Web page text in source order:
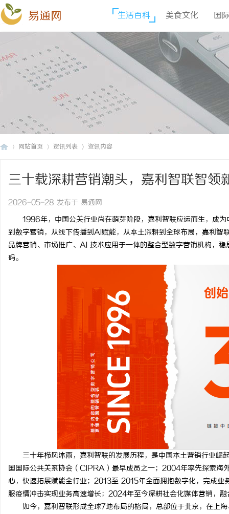
易通网 生活百科 美食文化 国
网站首页 资讯列表 资讯内容
三十载深耕营销潮头，嘉利智联智领
2026-05-28 发布于 易通网
1996年，中国公关行业尚在萌芽阶段，嘉利智联应运而生，成为
到数字营销，从线下传播到AI赋能，从本土深耕到全球布局，嘉利
品牌营销、市场推广、AI 技术应用于一体的整合型数字营销机构，
码。
三十年栉风沐雨，嘉利智联的发展历程，是中国本土营销行业崛
国国际公共关系协会（CIPRA）最早成员之一；2004年率先探索海
心，快速拓展赋能全行业；2013至 2015年全面拥抱数字化，完成
服疫情冲击实现业务高速增长；2024年至今深耕社会化媒体营销
如今，嘉利智联形成全球7地布局的格局，总部位于北京，在上海
星影院：点亮夜空的影视艺术殿堂 聚合支付代理平台的发
解析